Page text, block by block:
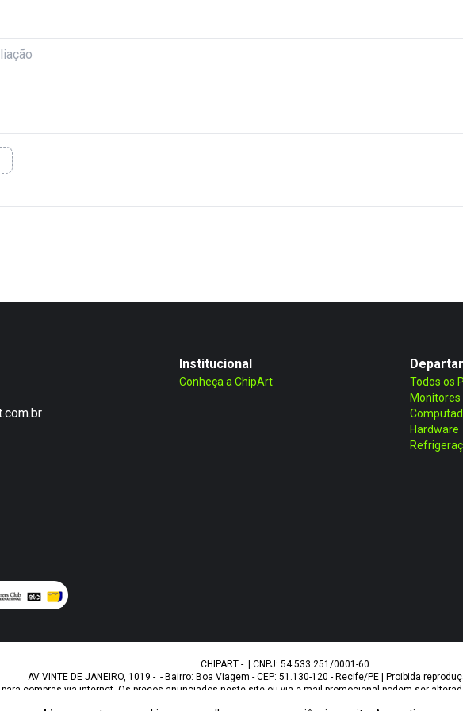
Institucional
Conheça a ChipArt
Todos os
Monitores
Hardware
CHIPART - | CNPJ: 54.533.251/0001-60
AV VINTE DE JANEIRO, 1019 - - Bairro: Boa Viagem - CEP: 51.130-120 - Recife/PE | Proibida
compras via internet. Os preços anunciados neste site ou via e-mail promocional podem ser
ilustrativas do produto e podem variar de acordo com o fornecedor/lote do fabricante. Ofertas